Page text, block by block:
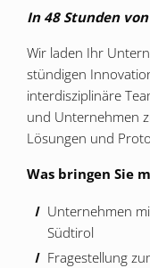
In 48 Stunden
Wir laden Ihr
stündigen
interdisziplinäre
und Unternehmen
Lösungen und
Was bringen Sie
Unternehmen
Südtirol
Fragestellung